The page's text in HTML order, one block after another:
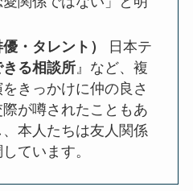
・タレント）
日本テ
る相談所』など、複
きっかけに仲の良さ
が噂されたこともあ
本人たちは友人関係
ています。